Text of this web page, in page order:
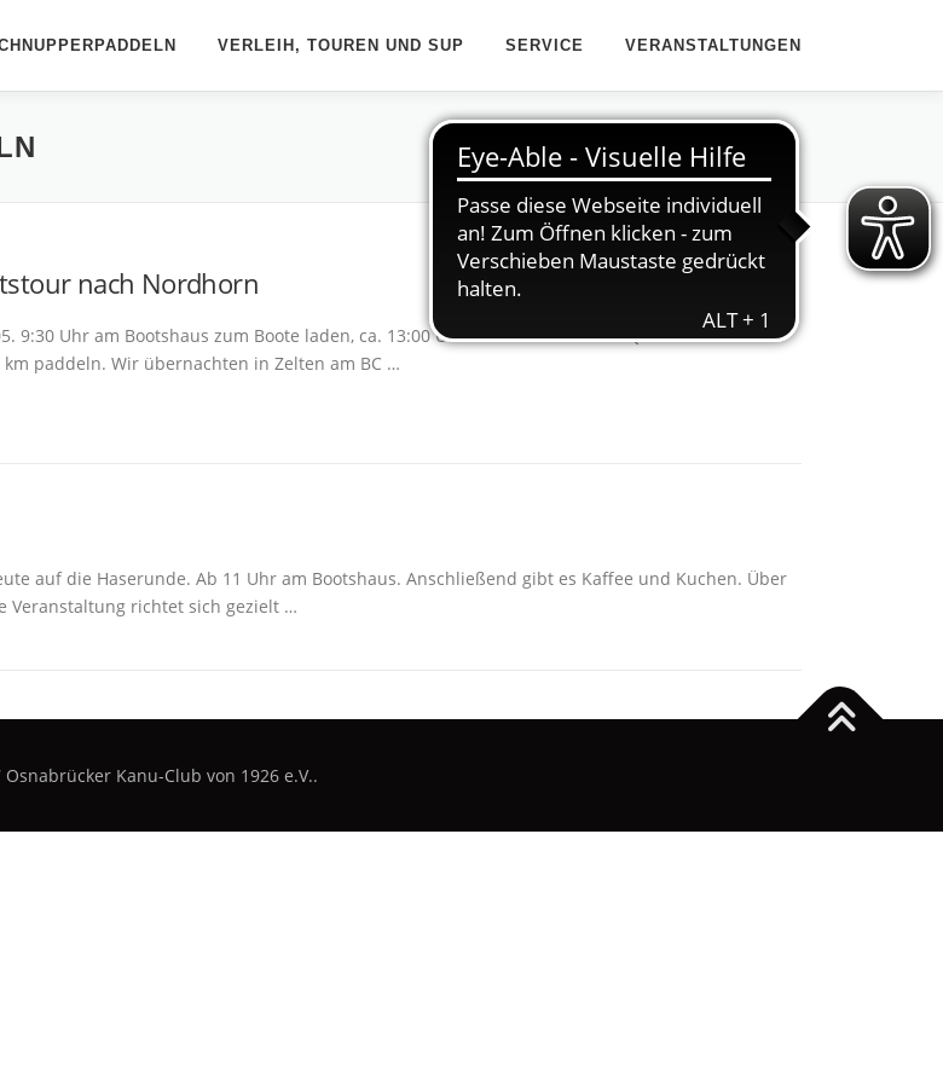
VERLEIH, TOUREN UND SUP SERVICE VERANSTALTUNGEN
nach Nordhorn
9:30 Uhr am Bootshaus zum Boote laden, ca. 13:00 Uhr auf der Vechte von Quendorf nach
km paddeln. Wir übernachten in Zelten am BC …
auf die Haserunde. Ab 11 Uhr am Bootshaus. Anschließend gibt es Kaffee und Kuchen. Über
Veranstaltung richtet sich gezielt …
Kanu-Club von 1926 e.V..